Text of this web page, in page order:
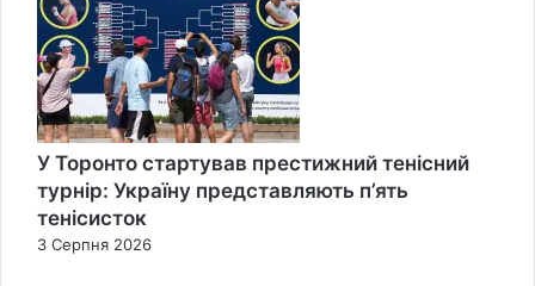
У Торонто стартував престижний тенісний
турнір: Україну представляють п’ять
тенісисток
3 Серпня 2026